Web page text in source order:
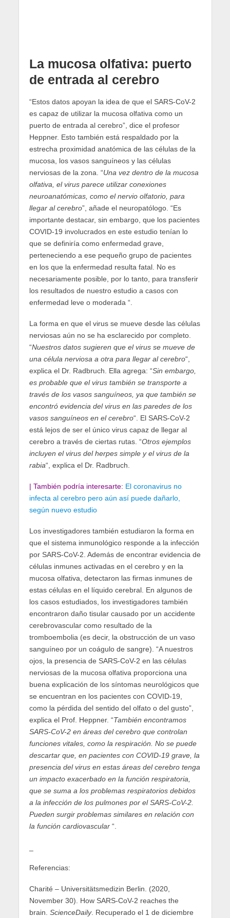
La mucosa olfativa: puerto
de entrada al cerebro
“Estos datos apoyan la idea de que el SARS-CoV-2
es capaz de utilizar la mucosa olfativa como un
puerto de entrada al cerebro”, dice el profesor
Heppner. Esto también está respaldado por la
estrecha proximidad anatómica de las células de la
mucosa, los vasos sanguíneos y las células
nerviosas de la zona. “Una vez dentro de la mucosa
olfativa, el virus parece utilizar conexiones
neuroanatómicas, como el nervio olfatorio, para
llegar al cerebro”, añade el neuropatólogo. “Es
importante destacar, sin embargo, que los pacientes
COVID-19 involucrados en este estudio tenían lo
que se definiría como enfermedad grave,
perteneciendo a ese pequeño grupo de pacientes
en los que la enfermedad resulta fatal. No es
necesariamente posible, por lo tanto, para transferir
los resultados de nuestro estudio a casos con
enfermedad leve o moderada “.
La forma en que el virus se mueve desde las células
nerviosas aún no se ha esclarecido por completo.
“Nuestros datos sugieren que el virus se mueve de
una célula nerviosa a otra para llegar al cerebro“,
explica el Dr. Radbruch. Ella agrega: “Sin embargo,
es probable que el virus también se transporte a
través de los vasos sanguíneos, ya que también se
encontró evidencia del virus en las paredes de los
vasos sanguíneos en el cerebro“. El SARS-CoV-2
está lejos de ser el único virus capaz de llegar al
cerebro a través de ciertas rutas. “Otros ejemplos
incluyen el virus del herpes simple y el virus de la
rabia“, explica el Dr. Radbruch.
| También podría interesarte: El coronavirus no
infecta al cerebro pero aún así puede dañarlo,
según nuevo estudio
Los investigadores también estudiaron la forma en
que el sistema inmunológico responde a la infección
por SARS-CoV-2. Además de encontrar evidencia de
células inmunes activadas en el cerebro y en la
mucosa olfativa, detectaron las firmas inmunes de
estas células en el líquido cerebral. En algunos de
los casos estudiados, los investigadores también
encontraron daño tisular causado por un accidente
cerebrovascular como resultado de la
tromboembolia (es decir, la obstrucción de un vaso
sanguíneo por un coágulo de sangre). “A nuestros
ojos, la presencia de SARS-CoV-2 en las células
nerviosas de la mucosa olfativa proporciona una
buena explicación de los síntomas neurológicos que
se encuentran en los pacientes con COVID-19,
como la pérdida del sentido del olfato o del gusto”,
explica el Prof. Heppner. “También encontramos
SARS-CoV-2 en áreas del cerebro que controlan
funciones vitales, como la respiración. No se puede
descartar que, en pacientes con COVID-19 grave, la
presencia del virus en estas áreas del cerebro tenga
un impacto exacerbado en la función respiratoria,
que se suma a los problemas respiratorios debidos
a la infección de los pulmones por el SARS-CoV-2.
Pueden surgir problemas similares en relación con
la función cardiovascular“.
Referencias:
Charité – Universitätsmedizin Berlin. (2020,
November 30). How SARS-CoV-2 reaches the
brain. ScienceDaily. Recuperado el 1 de diciembre